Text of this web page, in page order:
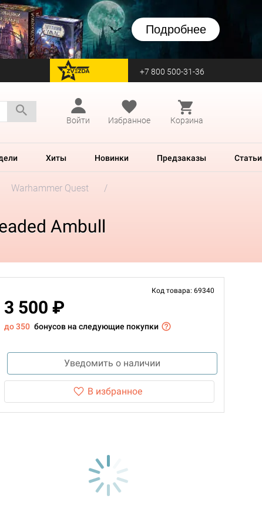
Подробнее
перейти на Zvezda +7 800 500-31-36
Войти
Избранное Корзина
Хиты Новинки Предзаказы Статьи
Warhammer Quest
Ambull
Код товара: 69340
3 500 ₽
до 350 бонусов на следующие покупки
Уведомить о наличии
В избранное